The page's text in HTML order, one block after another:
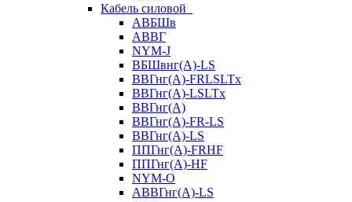
Кабель силовой
АВБШв
АВВГ
NYM-J
ВБШвнг(А)-LS
ВВГнг(A)-FRLSLTx
ВВГнг(A)-LSLTx
ВВГнг(А)
ВВГнг(А)-FR-LS
ВВГнг(А)-LS
ППГнг(А)-FRHF
ППГнг(А)-HF
NYM-O
АВВГнг(А)-LS